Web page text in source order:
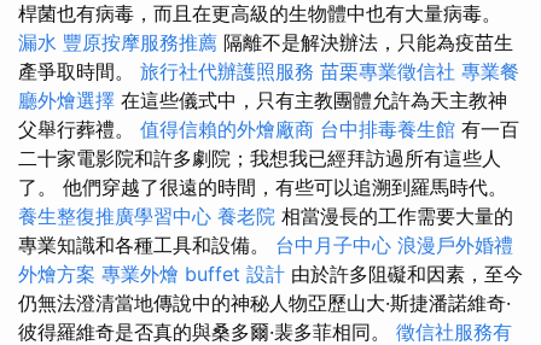
桿菌也有病毒，而且在更高級的生物體中也有大量病毒。
漏水 豐原按摩服務推薦 隔離不是解決辦法，只能為疫苗生
產爭取時間。 旅行社代辦護照服務 苗栗專業徵信社 專業餐
廳外燴選擇 在這些儀式中，只有主教團體允許為天主教神
父舉行葬禮。 值得信賴的外燴廠商 台中排毒養生館 有一百
二十家電影院和許多劇院；我想我已經拜訪過所有這些人
了。 他們穿越了很遠的時間，有些可以追溯到羅馬時代。
養生整復推廣學習中心 養老院 相當漫長的工作需要大量的
專業知識和各種工具和設備。 台中月子中心 浪漫戶外婚禮
外燴方案 專業外燴 buffet 設計 由於許多阻礙和因素，至今
仍無法澄清當地傳說中的神秘人物亞歷山大·斯捷潘諾維奇·
彼得羅維奇是否真的與桑多爾·裴多菲相同。 徵信社服務有